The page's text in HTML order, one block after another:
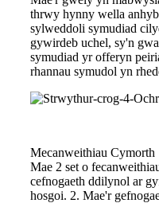
thrwy hynny wella
sylweddoli symudiad
gywirdeb uchel, sy'n
symudiad yr offeryn
rhannau symudol yn
Mecanweithiau Cymorth
Mae 2 set o
cefnogaeth ddilynol ar
hosgoi. 2. Mae'r